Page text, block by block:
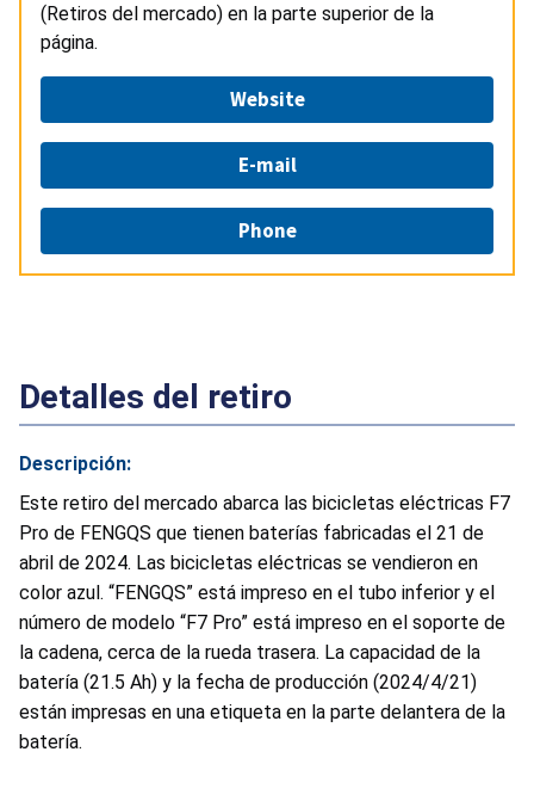
(Retiros del mercado) en la parte superior de la
página.
Website
E-mail
Phone
Detalles del retiro
Descripción:
Este retiro del mercado abarca las bicicletas eléctricas F7
Pro de FENGQS que tienen baterías fabricadas el 21 de
abril de 2024. Las bicicletas eléctricas se vendieron en
color azul. “FENGQS” está impreso en el tubo inferior y el
número de modelo “F7 Pro” está impreso en el soporte de
la cadena, cerca de la rueda trasera. La capacidad de la
batería (21.5 Ah) y la fecha de producción (2024/4/21)
están impresas en una etiqueta en la parte delantera de la
batería.